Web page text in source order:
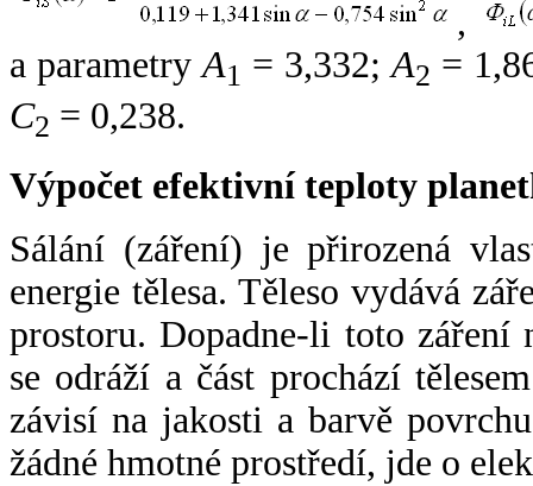
,
a parametryA1 = 3,332;A2 =
C2 = 0,238.
Výpočet efektivní teploty
Sálání (záření) je přirozená
energie tělesa. Těleso vydává
prostoru. Dopadne-li toto záření
se odráží a část prochází
závisí na jakosti a barvě
žádné hmotné prostředí, jde o